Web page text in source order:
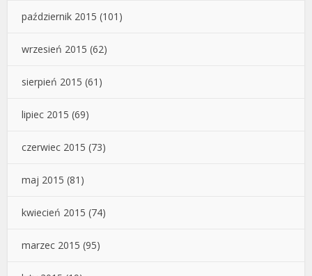
październik 2015 (101)
wrzesień 2015 (62)
sierpień 2015 (61)
lipiec 2015 (69)
czerwiec 2015 (73)
maj 2015 (81)
kwiecień 2015 (74)
marzec 2015 (95)